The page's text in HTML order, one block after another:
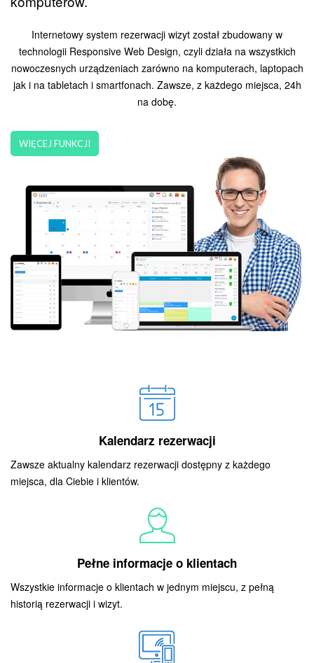
Internetowy system rezerwacji wizyt został zbudowany w
technologii Responsive Web Design, czyli działa na wszystkich
nowoczesnych urządzeniach zarówno na komputerach, laptopach
jak i na tabletach i smartfonach. Zawsze, z każdego miejsca, 24h
na dobę.
WIĘCEJ FUNKCJI
Kalendarz rezerwacji
Zawsze aktualny kalendarz rezerwacji dostępny z każdego
miejsca, dla Ciebie i klientów.
Pełne informacje o klientach
Wszystkie informacje o klientach w jednym miejscu, z pełną
historią rezerwacji i wizyt.